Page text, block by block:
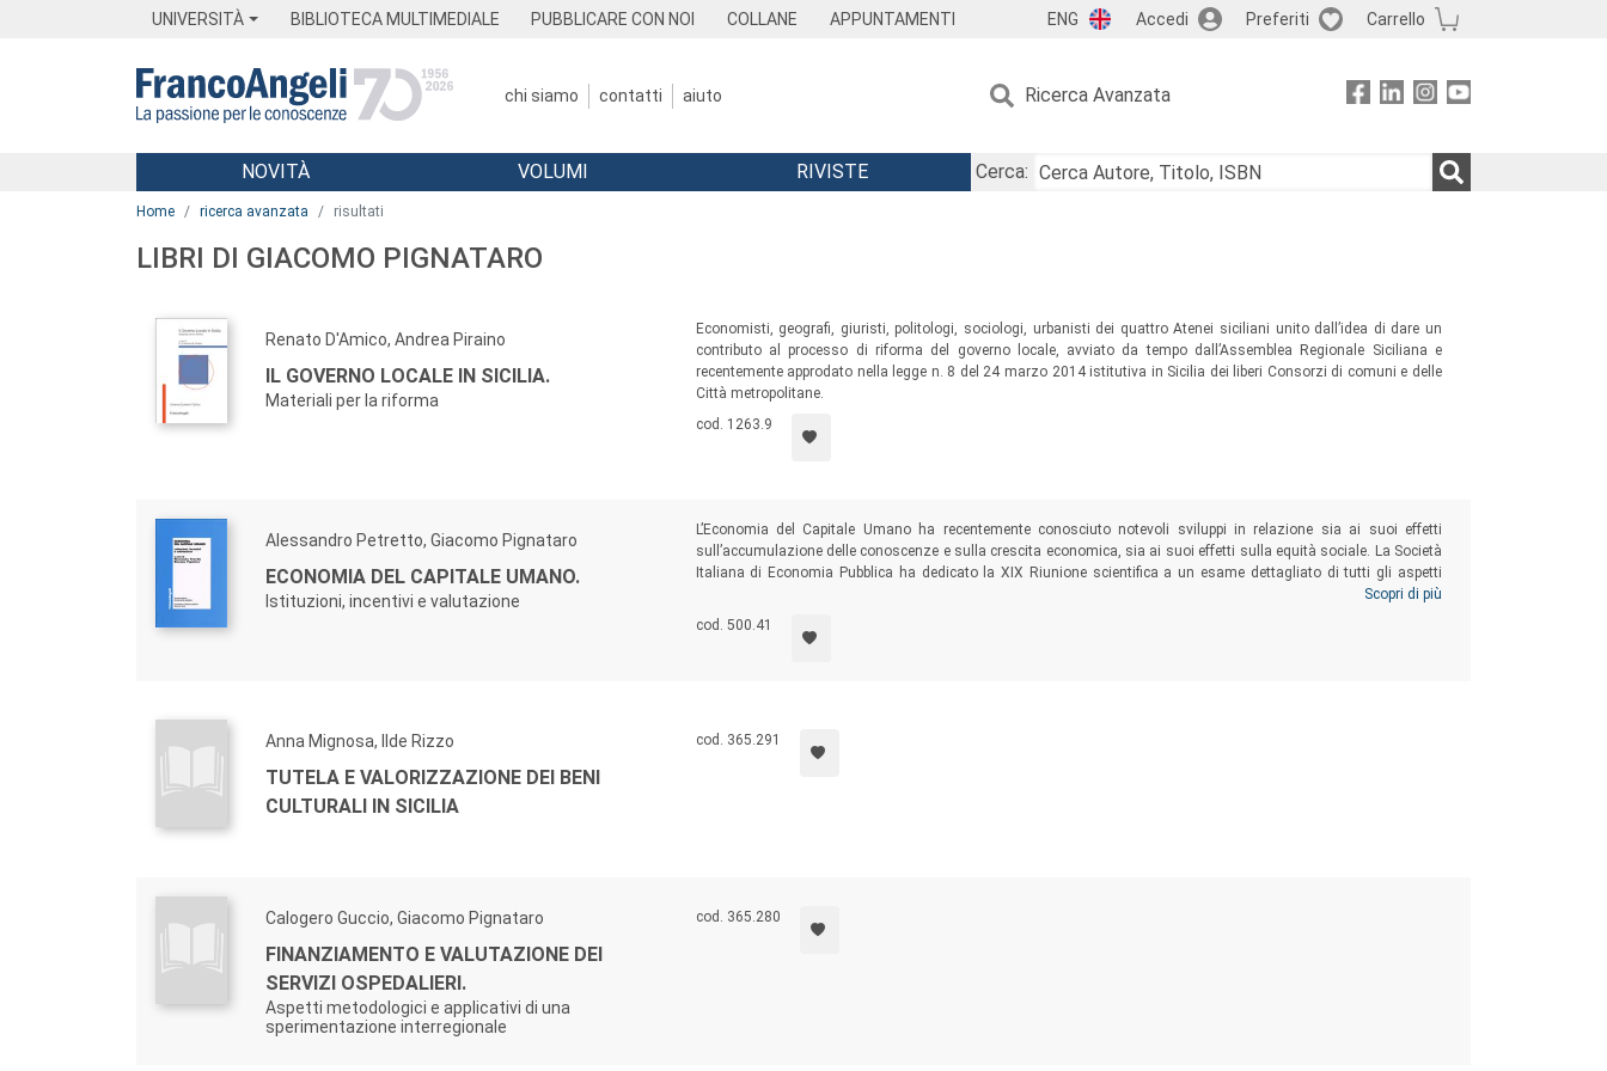
UNIVERSITÀ BIBLIOTECA MULTIMEDIALE PUBBLICARE CON NOI COLLANE APPUNTAMENTI ENG Accedi Preferiti Carrello
chi siamo contatti aiuto Ricerca Avanzata
Menu
NOVITÀ VOLUMI RIVISTE
Cerca:
Home ricerca avanzata risultati
LIBRI DI GIACOMO PIGNATARO
Renato D'Amico, Andrea Piraino
IL GOVERNO LOCALE IN SICILIA.
Materiali per la riforma
Economisti, geografi, giuristi, politologi, sociologi, urbanisti dei quattro Atenei siciliani unito dall’idea di dare un
contributo al processo di riforma del governo locale, avviato da tempo dall’Assemblea Regionale Siciliana e
recentemente approdato nella legge n. 8 del 24 marzo 2014 istitutiva in Sicilia dei liberi Consorzi di comuni e delle
Città metropolitane.
cod. 1263.9
Alessandro Petretto, Giacomo Pignataro
ECONOMIA DEL CAPITALE UMANO.
Istituzioni, incentivi e valutazione
L’Economia del Capitale Umano ha recentemente conosciuto notevoli sviluppi in relazione sia ai suoi effetti
sull’accumulazione delle conoscenze e sulla crescita economica, sia ai suoi effetti sulla equità sociale. La Società
Italiana di Economia Pubblica ha dedicato la XIX Riunione scientifica a un esame dettagliato di tutti gli aspetti
salienti in materia. Il volume fornisce uno spaccato dei risultati del Convegno tenutosi a Pavia nel 2007,
raccogliendo alcuni emblematici contributi.
Scopri di più
cod. 500.41
Anna Mignosa, Ilde Rizzo
TUTELA E VALORIZZAZIONE DEI BENI
CULTURALI IN SICILIA
cod. 365.291
Calogero Guccio, Giacomo Pignataro
FINANZIAMENTO E VALUTAZIONE DEI
SERVIZI OSPEDALIERI.
Aspetti metodologici e applicativi di una
sperimentazione interregionale
cod. 365.280